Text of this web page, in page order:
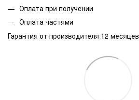
Оплата при получении
Оплата частями
Гарантия от производителя 12 месяцев